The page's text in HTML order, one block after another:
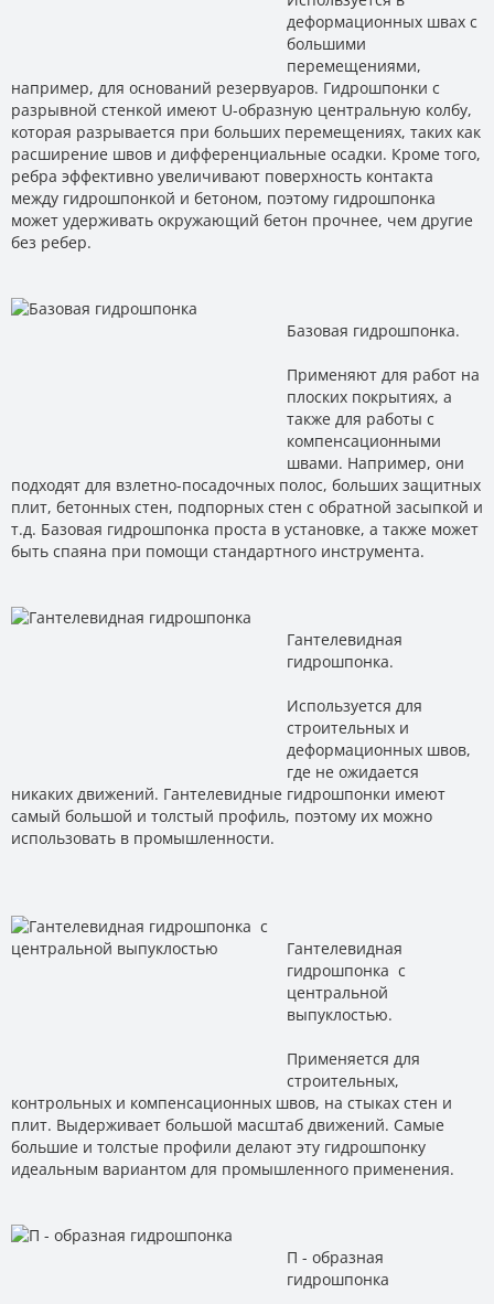
деформационных швах с
большими
перемещениями,
например, для оснований резервуаров. Гидрошпонки с
разрывной стенкой имеют U-образную центральную колбу,
которая разрывается при больших перемещениях, таких как
расширение швов и дифференциальные осадки. Кроме того,
ребра эффективно увеличивают поверхность контакта
между гидрошпонкой и бетоном, поэтому гидрошпонка
может удерживать окружающий бетон прочнее, чем другие
без ребер.
Базовая гидрошпонка.
Применяют для работ на
плоских покрытиях, а
также для работы с
компенсационными
швами. Например, они
подходят для взлетно-посадочных полос, больших защитных
плит, бетонных стен, подпорных стен с обратной засыпкой и
т.д. Базовая гидрошпонка проста в установке, а также может
быть спаяна при помощи стандартного инструмента.
Гантелевидная
гидрошпонка.
Используется для
строительных и
деформационных швов,
где не ожидается
никаких движений. Гантелевидные гидрошпонки имеют
самый большой и толстый профиль, поэтому их можно
использовать в промышленности.
Гантелевидная
гидрошпонка с
центральной
выпуклостью.
Применяется для
строительных,
контрольных и компенсационных швов, на стыках стен и
плит. Выдерживает большой масштаб движений. Самые
большие и толстые профили делают эту гидрошпонку
идеальным вариантом для промышленного применения.
П - образная
гидрошпонка